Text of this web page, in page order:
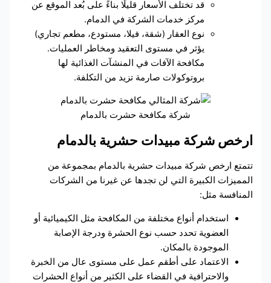
قد تختلف الأسعار قليلًا بناءً على بُعد الموقع عن
مركز خدمات الشركة في الدمام.
نوع العقار (شقة، فيلا، مستودع، مطعم تجاري)
يؤثر في مستوى التعقيد ومخاطر العمليات.
مكافحة الآفات في المنشآت الغذائية لها
بروتوكولات صارمة تزيد من التكلفة.
شركة مكافحة حشرت بالدمام
ارخص شركة مبيدات حشرية بالدمام
تتمتع ارخص شركة مبيدات حشرية بالدمام بمجموعة من
المميزات الكبيرة التي لن تجدها عن غيرنا من الشركات
المنافسة مثل:
استخدام أنواع مختلفة من المكافحة مثل الكيميائية أو
العضوية تحدد حسب نوع الحشرة ودرجة الإصابة
الموجودة بالمكان.
الاعتماد على أطقم عمل على مستوى عال من الخبرة
والاحترافية في القضاء على الكثير من أنواع الحشرات